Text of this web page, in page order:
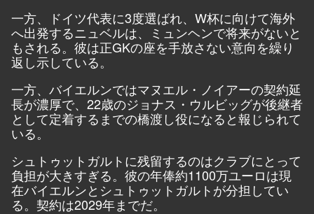
一方、ドイツ代表に3度選ばれ、W杯に向けて海外
へ出発するニュベルは、ミュンヘンで将来がないと
もされる。彼は正GKの座を手放さない意向を繰り
返し示している。
一方、バイエルンではマヌエル・ノイアーの契約延
長が濃厚で、22歳のジョナス・ウルビッグが後継者
として定着するまでの橋渡し役になると報じられて
いる。
シュトゥットガルトに残留するのはクラブにとって
負担が大きすぎる。彼の年俸約1100万ユーロは現
在バイエルンとシュトゥットガルトが分担してい
る。契約は2029年までだ。